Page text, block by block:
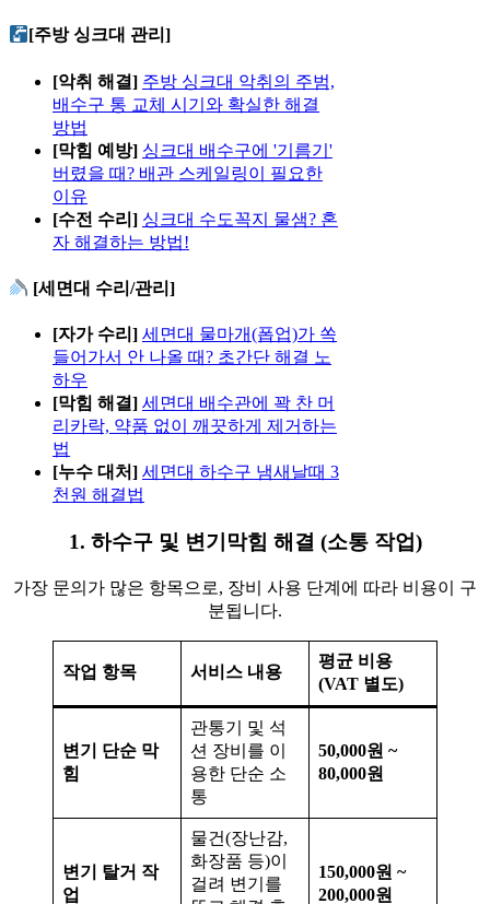
[주방 싱크대 관리]
[악취 해결] 주방 싱크대 악취의 주범,
배수구 통 교체 시기와 확실한 해결
방법
[막힘 예방] 싱크대 배수구에 '기름기'
버렸을 때? 배관 스케일링이 필요한
이유
[수전 수리] 싱크대 수도꼭지 물샘? 혼
자 해결하는 방법!
[세면대 수리/관리]
[자가 수리] 세면대 물마개(폽업)가 쏙
들어가서 안 나올 때? 초간단 해결 노
하우
[막힘 해결] 세면대 배수관에 꽉 찬 머
리카락, 약품 없이 깨끗하게 제거하는
법
[누수 대처] 세면대 하수구 냄새날때 3
천원 해결법
1. 하수구 및 변기막힘 해결 (소통 작업)
가장 문의가 많은 항목으로, 장비 사용 단계에 따라 비용이 구
분됩니다.
작업 항목 서비스 내용
평균 비용
(VAT 별도)
변기 단순 막
힘
관통기 및 석
션 장비를 이
용한 단순 소
통
50,000원 ~
80,000원
변기 탈거 작
업
물건(장난감,
화장품 등)이
걸려 변기를
150,000원 ~
200,000원